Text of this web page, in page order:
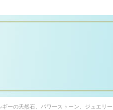
ーの天然石、パワーストーン、ジュエリ